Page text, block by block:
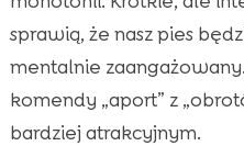
sprawią, że nasz pies
mentalnie
komendy „aport” z
bardziej atrakcyjnym.